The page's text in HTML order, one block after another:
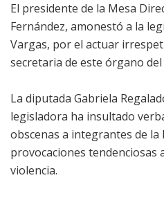
El presidente de la Mesa
Fernández, amonestó a la
Vargas, por el actuar
secretaria de este órgano
La diputada Gabriela
legisladora ha insultado
obscenas a integrantes de
provocaciones
violencia.